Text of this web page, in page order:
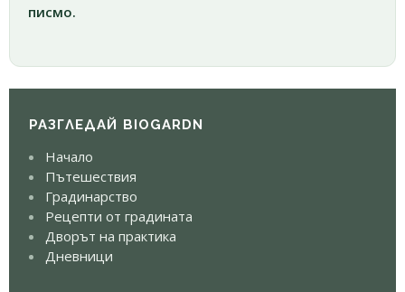
писмо.
РАЗГЛЕДАЙ BIOGARDN
Начало
Пътешествия
Градинарство
Рецепти от градината
Дворът на практика
Дневници